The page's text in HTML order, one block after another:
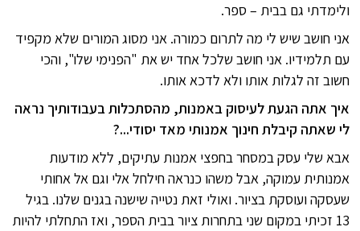
ולימדתי גם בבית – ספר.
אני חושב שיש לי מה לתרום כמורה. אני מסוג המורים שלא מקפיד
עם תלמידיו. אני חושב שלכל אחד יש את "הפנימי שלו", והכי
חשוב זה לגלות אותו ולא לדכא אותו.
איך אתה הגעת לעיסוק באמנות, מהסתכלות בעבודותיך נראה
לי שאתה קיבלת חינוך אמנותי מאד יסודי...?
אבא שלי עסק במסחר בחפצי אמנות עתיקים, ללא מודעות
אמנותית עמוקה, אבל משהו כנראה חילחל אלי וגם אל אחותי
שעסקה ועוסקת בציור. ואולי זאת נטייה שישנה בגנים שלנו. בגיל
13 זכיתי במקום שני בתחרות ציור בבית הספר, ואז התחלתי להיות